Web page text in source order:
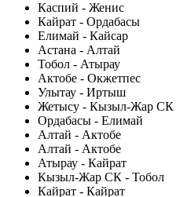
Каспий - Женис
Кайрат - Ордабасы
Елимай - Кайсар
Астана - Алтай
Тобол - Атырау
Актобе - Окжетпес
Улытау - Иртыш
Жетысу - Кызыл-Жар СК
Ордабасы - Елимай
Алтай - Актобе
Алтай - Актобе
Атырау - Кайрат
Кызыл-Жар СК - Тобол
Кайрат - Кайрат